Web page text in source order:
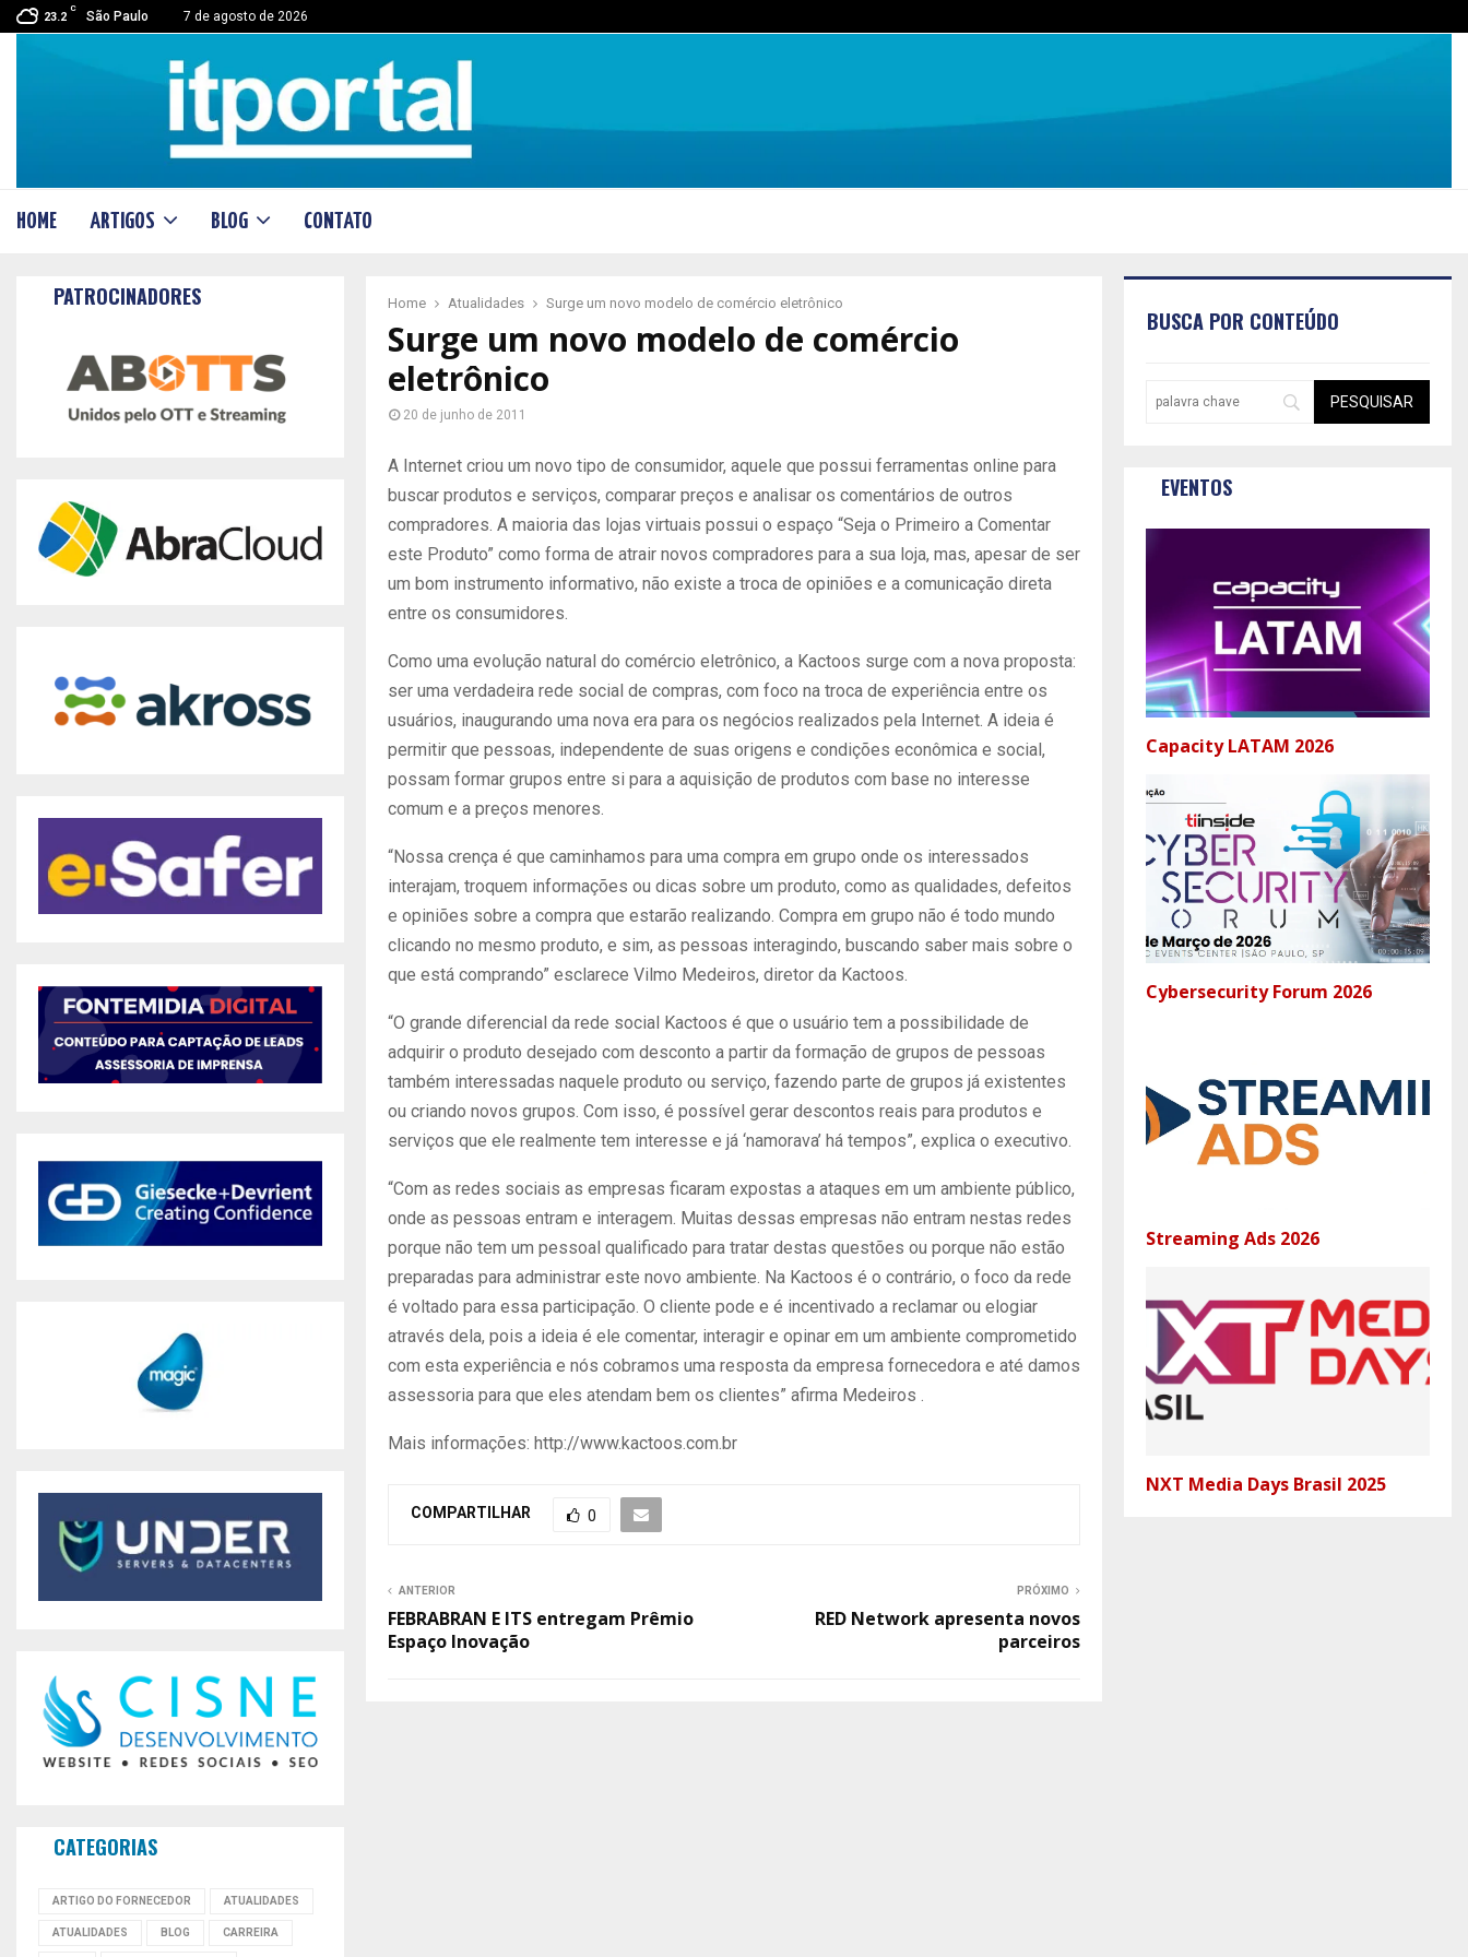
23.2
C
São Paulo 7 de agosto de 2026
HOME ARTIGOS BLOG CONTATO
Home Atualidades Surge um novo modelo de comércio eletrônico
Surge um novo modelo de comércio
eletrônico
20 de junho de 2011
A Internet criou um novo tipo de consumidor, aquele que possui ferramentas online para
buscar produtos e serviços, comparar preços e analisar os comentários de outros
compradores. A maioria das lojas virtuais possui o espaço “Seja o Primeiro a Comentar
este Produto” como forma de atrair novos compradores para a sua loja, mas, apesar de ser
um bom instrumento informativo, não existe a troca de opiniões e a comunicação direta
entre os consumidores.
Como uma evolução natural do comércio eletrônico, a Kactoos surge com a nova proposta:
ser uma verdadeira rede social de compras, com foco na troca de experiência entre os
usuários, inaugurando uma nova era para os negócios realizados pela Internet. A ideia é
permitir que pessoas, independente de suas origens e condições econômica e social,
possam formar grupos entre si para a aquisição de produtos com base no interesse
comum e a preços menores.
“Nossa crença é que caminhamos para uma compra em grupo onde os interessados
interajam, troquem informações ou dicas sobre um produto, como as qualidades, defeitos
e opiniões sobre a compra que estarão realizando. Compra em grupo não é todo mundo
clicando no mesmo produto, e sim, as pessoas interagindo, buscando saber mais sobre o
que está comprando” esclarece Vilmo Medeiros, diretor da Kactoos.
“O grande diferencial da rede social Kactoos é que o usuário tem a possibilidade de
adquirir o produto desejado com desconto a partir da formação de grupos de pessoas
também interessadas naquele produto ou serviço, fazendo parte de grupos já existentes
ou criando novos grupos. Com isso, é possível gerar descontos reais para produtos e
serviços que ele realmente tem interesse e já ‘namorava’ há tempos”, explica o executivo.
“Com as redes sociais as empresas ficaram expostas a ataques em um ambiente público,
onde as pessoas entram e interagem. Muitas dessas empresas não entram nestas redes
porque não tem um pessoal qualificado para tratar destas questões ou porque não estão
preparadas para administrar este novo ambiente. Na Kactoos é o contrário, o foco da rede
é voltado para essa participação. O cliente pode e é incentivado a reclamar ou elogiar
através dela, pois a ideia é ele comentar, interagir e opinar em um ambiente comprometido
com esta experiência e nós cobramos uma resposta da empresa fornecedora e até damos
assessoria para que eles atendam bem os clientes” afirma Medeiros .
Mais informações: http://www.kactoos.com.br
COMPARTILHAR 0
ANTERIOR
FEBRABRAN E ITS entregam Prêmio
Espaço Inovação
PRÓXIMO
RED Network apresenta novos
parceiros
PATROCINADORES
CATEGORIAS
ARTIGO DO FORNECEDOR ATUALIDADES
ATUALIDADES BLOG CARREIRA
BUSCA POR CONTEÚDO
EVENTOS
Capacity LATAM 2026
Cybersecurity Forum 2026
Streaming Ads 2026
NXT Media Days Brasil 2025